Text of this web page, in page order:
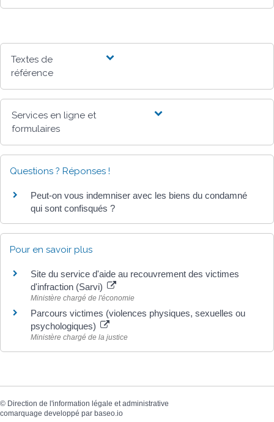
Textes de
référence
Services en ligne et
formulaires
Questions ? Réponses !
Peut-on vous indemniser avec les biens du condamné
qui sont confisqués ?
Pour en savoir plus
Site du service d'aide au recouvrement des victimes
d'infraction (Sarvi)
Ministère chargé de l'économie
Parcours victimes (violences physiques, sexuelles ou
psychologiques)
Ministère chargé de la justice
© Direction de l'information légale et administrative
comarquage developpé par baseo.io